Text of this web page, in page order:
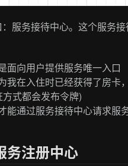
服务接待中心。这个服务
面向用户提供服务唯一入口
我在入住时已经获得了房卡
式都会发布令牌)
能通过服务接待中心请求服
务注册中心